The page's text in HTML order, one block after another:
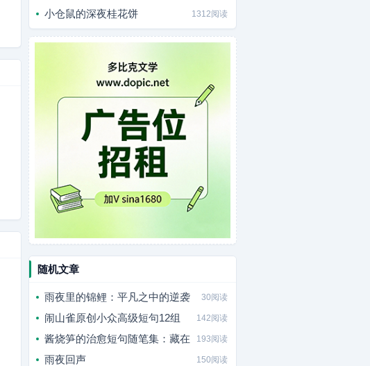
小仓鼠的深夜桂花饼 1312阅读
随机文章
雨夜里的锦鲤：平凡之中的逆袭 30阅读
闹山雀原创小众高级短句12组 142阅读
酱烧笋的治愈短句随笔集：藏在 193阅读
雨夜回声 150阅读